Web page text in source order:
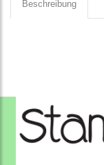
Beschreibung